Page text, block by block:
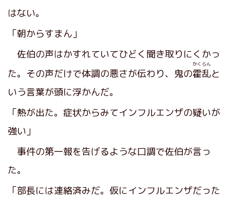
はない。
「朝からすまん」
佐伯の声はかすれていてひどく聞き取りにくかっ
た。その声だけで体調の悪さが伝わり、鬼の霍乱
かくらん
と
いう言葉が頭に浮かんだ。
「熱が出た。症状からみてインフルエンザの疑いが
強い」
事件の第一報を告げるような口調で佐伯が言っ
た。
「部長には連絡済みだ。仮にインフルエンザだった